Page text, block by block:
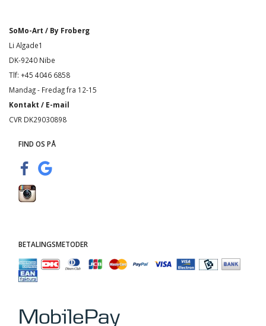
SoMo-Art / By Froberg
Li Algade1
DK-9240 Nibe
Tlf: +45 4046 6858
Mandag - Fredag fra 12-15
Kontakt / E-mail
CVR DK29030898
FIND OS PÅ
BETALINGSMETODER